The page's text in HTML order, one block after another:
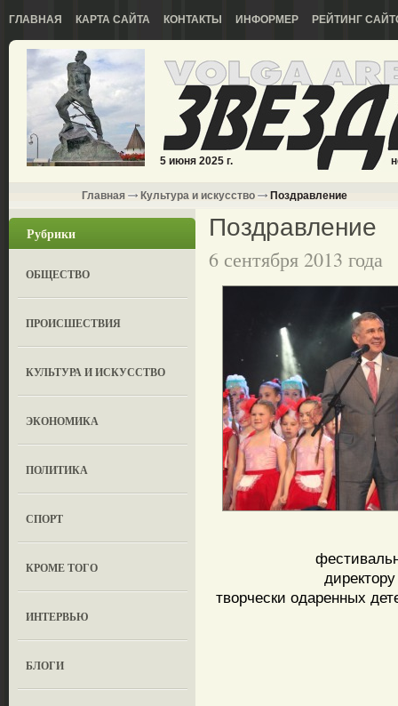
ГЛАВНАЯ КАРТА САЙТА КОНТАКТЫ ИНФОРМЕР РЕЙТИНГ
5 июня 2025 г.
Главная Культура и искусство Поздравление
Рубрики
ОБЩЕСТВО
ПРОИСШЕСТВИЯ
КУЛЬТУРА И ИСКУССТВО
ЭКОНОМИКА
ПОЛИТИКА
СПОРТ
КРОМЕ ТОГО
ИНТЕРВЬЮ
БЛОГИ
Поздравление
6 сентября 2013 года
творчески одаренных